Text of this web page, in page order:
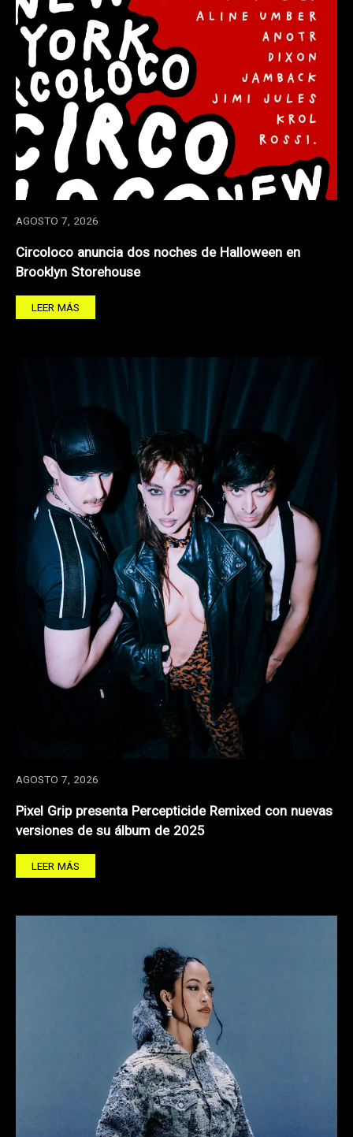
AGOSTO 7, 2026
Circoloco anuncia dos noches de Halloween en
Brooklyn Storehouse
LEER MÁS
AGOSTO 7, 2026
Pixel Grip presenta Percepticide Remixed con nuevas
versiones de su álbum de 2025
LEER MÁS